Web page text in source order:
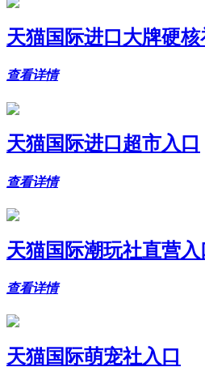
天猫国际进口大牌硬核
查看详情
天猫国际进口超市入口
查看详情
天猫国际潮玩社直营
查看详情
天猫国际萌宠社入口